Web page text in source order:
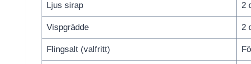
Ljus sirap 2
Vispgrädde 2
Flingsalt (valfritt)